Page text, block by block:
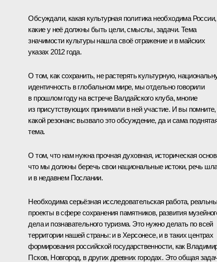
Обсуждали, какая культурная политика необходима России,
какие у неё должны быть цели, смыслы, задачи. Тема
значимости культуры нашла своё отражение и в майских
указах 2012 года.
О том, как сохранить, не растерять культурную,
идентичность в глобальном мире, мы отдельно говорили
в прошлом году на встрече Валдайского клуба, многие
из присутствующих принимали в ней участие. И вы помните,
какой резонанс вызвало это обсуждение, да и сама
тема.
О том, что нам нужна прочная духовная, историческая
что мы должны беречь свои национальные истоки, речь
и в недавнем Послании.
Необходима серьёзная исследовательская работа,
проекты в сфере сохранения памятников, развития
дела и познавательного туризма. Это нужно делать по всей
территории нашей страны: и в Херсонесе, и в таких центрах
формирования российской государственности, как
Псков, Новгород, в других древних городах. Это общая